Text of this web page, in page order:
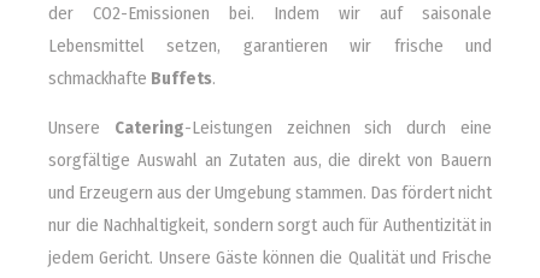
der CO2-Emissionen bei. Indem wir auf saisonale
Lebensmittel setzen, garantieren wir frische und
schmackhafte Buffets.
Unsere Catering-Leistungen zeichnen sich durch eine
sorgfältige Auswahl an Zutaten aus, die direkt von Bauern
und Erzeugern aus der Umgebung stammen. Das fördert nicht
nur die Nachhaltigkeit, sondern sorgt auch für Authentizität in
jedem Gericht. Unsere Gäste können die Qualität und Frische